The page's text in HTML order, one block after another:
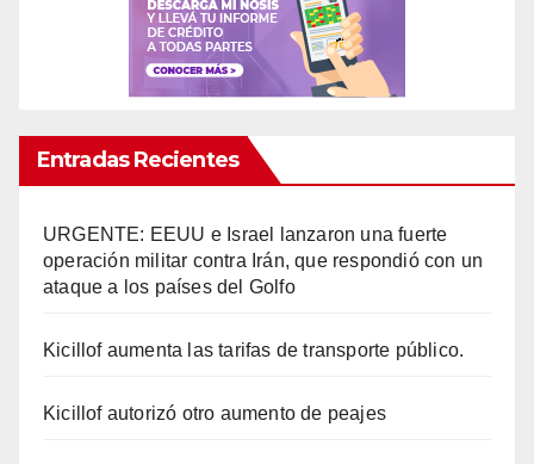
Entradas Recientes
URGENTE: EEUU e Israel lanzaron una fuerte
operación militar contra Irán, que respondió con un
ataque a los países del Golfo
Kicillof aumenta las tarifas de transporte público.
Kicillof autorizó otro aumento de peajes